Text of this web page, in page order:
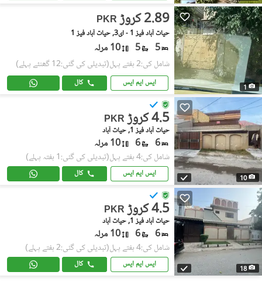
1
PKR 2.89 کروڑ
حیات آباد فیز 1 - ای3, حیات آباد فیز 1
5
5 10 مرلہ
شامل کی:2 ہفتے پہل (تبدیلی کی گئی:12 گھنٹے پہلے)
ایس ایم ایس کال
10
PKR 4.5 کروڑ
حیات آباد فیز 1, حیات آباد
6
6 10 مرلہ
شامل کی:4 ہفتے پہل (تبدیلی کی گئی:1 ہفتہ پہلے)
ایس ایم ایس کال
18
PKR 4.5 کروڑ
حیات آباد فیز 1, حیات آباد
6
6 10 مرلہ
شامل کی:4 ہفتے پہل (تبدیلی کی گئی:2 ہفتے پہلے)
ایس ایم ایس کال